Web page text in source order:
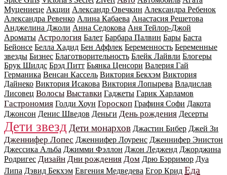
Муцениеце Акции Александр Овечкин Александра Ребенок
Александра Ревенко Алина Кабаева Анастасия Решетова
Анджелина Джоли Анна Седокова Аня Тейлор-Джой
Ароматы Астрология Балет Барбара Палвин Бары Баста
Бейонсе Белла Хадид Бен Аффлек Беременность Беременные
звезды Бизнес Благотворительность Блейк Лайвли Блогеры
Брук Шилдс Брэд Питт Бьянка Ценсори Валерия Гай
Германика Венсан Кассель Виктория Бекхэм Виктория
Дайнеко Виктория Исакова Виктория Лопырева Владислав
Лисовец Волосы Выставки Гаджеты Гарик Харламов
Гастрономия Голди Хоун Гороскоп Графиня Софи Дакота
Джонсон Денис Шведов Деньги День рождения Десерты
Дети звезд Дети монархов Джастин Бибер Джей Зи
Дженнифер Лопес Дженнифер Лоуренс Дженнифер Энистон
Джессика Альба Джимми Фэллон Джон Ледженд Джорджина
Родригес Дизайн Дни рождения Дом Дрю Бэрримор Дуа
Липа Дэвид Бекхэм Евгения Медведева Егор Крид Еда